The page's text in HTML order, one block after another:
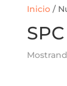
Inicio/